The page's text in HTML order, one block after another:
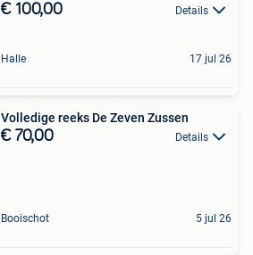
€ 100,00 Details
Halle 17 jul 26
Volledige reeks De Zeven Zussen
€ 70,00 Details
Booischot 5 jul 26